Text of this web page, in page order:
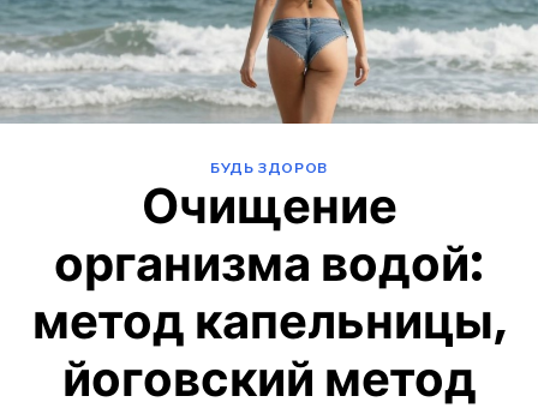
БУДЬ ЗДОРОВ
Очищение
организма водой:
метод капельницы,
йоговский метод